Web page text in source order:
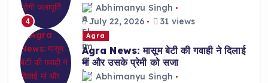
4
Abhimanyu Singh
July 22, 2026
31 views
Agra
Agra News: मासूम बेटी की गवाही ने दिलाई
मां और उसके प्रेमी को सजा
Abhimanyu Singh